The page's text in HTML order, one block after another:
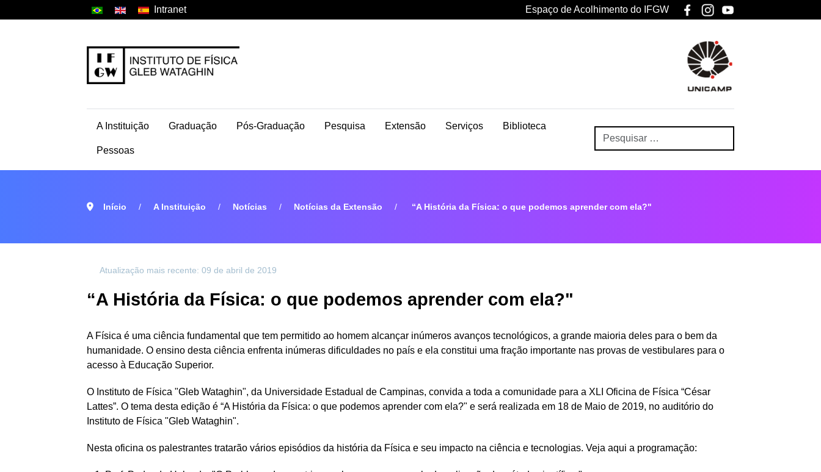
Intranet Espaço de Acolhimento do IFGW
A Instituição Graduação Pós-Graduação Pesquisa Extensão Serviços Biblioteca
Pessoas
Início A Instituição Notícias Notícias da Extensão “A História da Física: o que podemos aprender com ela?"
Atualização mais recente: 09 de abril de 2019
“A História da Física: o que podemos aprender com ela?"
A Física é uma ciência fundamental que tem permitido ao homem alcançar inúmeros avanços tecnológicos, a grande maioria deles para o bem da
humanidade. O ensino desta ciência enfrenta inúmeras dificuldades no país e ela constitui uma fração importante nas provas de vestibulares para o
acesso à Educação Superior.
O Instituto de Física "Gleb Wataghin", da Universidade Estadual de Campinas, convida a toda a comunidade para a XLI Oficina de Física “César
Lattes”. O tema desta edição é “A História da Física: o que podemos aprender com ela?" e será realizada em 18 de Maio de 2019, no auditório do
Instituto de Física "Gleb Wataghin".
Nesta oficina os palestrantes tratarão vários episódios da história da Física e seu impacto na ciência e tecnologias. Veja aqui a programação: